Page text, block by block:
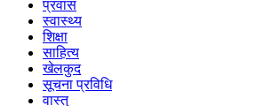
प्रवास
स्वास्थ्य
शिक्षा
साहित्य
खेलकुद
सूचना प्रविधि
वास्तु